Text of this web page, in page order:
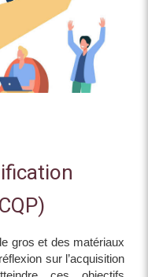
gros et des matériaux
sur l’acquisition